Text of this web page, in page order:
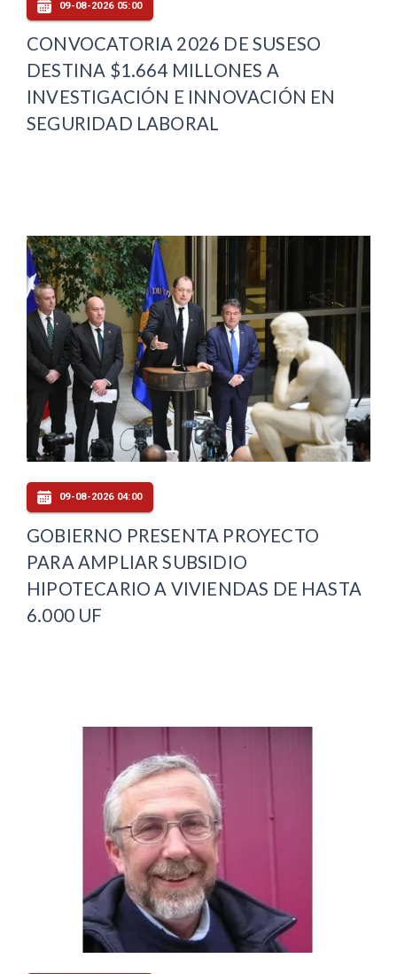
09-08-2026 05:00
CONVOCATORIA 2026 DE SUSESO
DESTINA $1.664 MILLONES A
INVESTIGACIÓN E INNOVACIÓN EN
SEGURIDAD LABORAL
09-08-2026 04:00
GOBIERNO PRESENTA PROYECTO
PARA AMPLIAR SUBSIDIO
HIPOTECARIO A VIVIENDAS DE HASTA
6.000 UF